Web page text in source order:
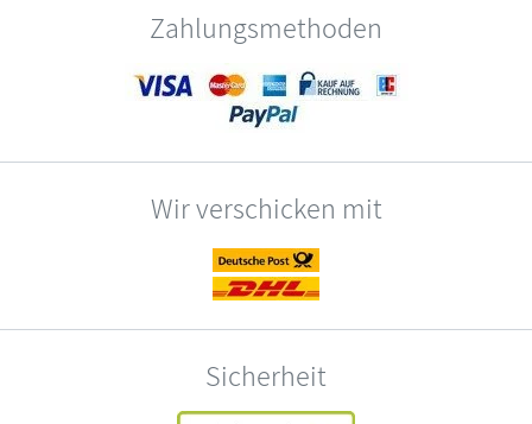
Zahlungsmethoden
Wir verschicken mit
Sicherheit